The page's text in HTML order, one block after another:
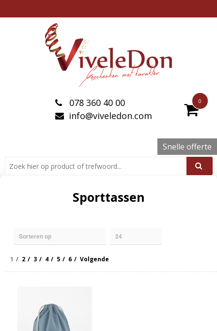
0
078 360 40 00
info@viveledon.com
Snelle offerte
Sporttassen
1 2 3 4 5 6 Volgende